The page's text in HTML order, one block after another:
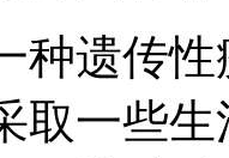
种遗传
取一些